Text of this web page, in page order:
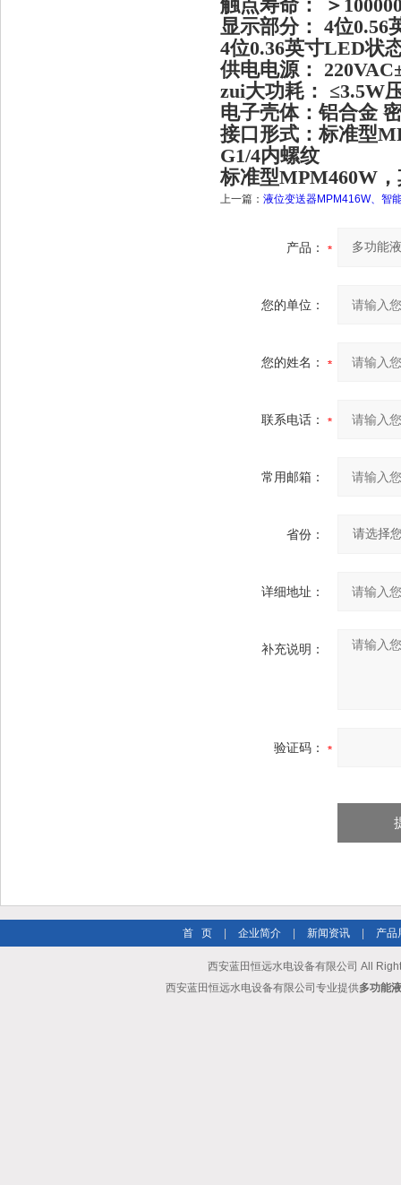
触点寿命： ＞
显示部分： 4位0.56
4位0.36英寸LED状
供电电源：
zui大功耗： ≤3.5W
电子壳体：铝合金
接口形式：标准型
G1/4内螺纹
标准型MPM460W
上一篇： 液位变送器MPM416W、智
产品：
您的单位：
您的姓名：
联系电话：
常用邮箱：
省份：
详细地址：
补充说明：
验证码：
首 页 企业简介 新闻资讯 产品
西安蓝田恒远水电设备有限公司 All
西安蓝田恒远水电设备有限公司专业提供多功能